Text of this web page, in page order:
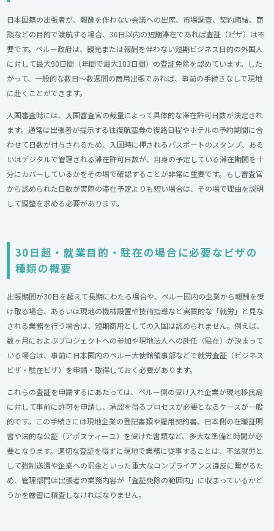
日本国籍の出張者が、報酬を伴わない会議への出席、市場調査、契約締結、商
談などの目的で渡航する場合、30日以内の短期滞在であれば査証（ビザ）は不
要です。ペルー政府は、観光または報酬を伴わない短期ビジネス目的の外国人
に対して最大90日間（年間で最大183日間）の査証免除を認めています。した
がって、一般的な数日〜数週間の商用出張であれば、事前の手続きなしで現地
に赴くことができます。
入国審査時には、入国審査官の裁量によって具体的な滞在許可日数が決定され
ます。通常は出張者が提示する往復航空券の復路日程やホテルの予約期間に合
わせて日数が付与されるため、入国時に押されるパスポートのスタンプ、ある
いはデジタルで管理される滞在許可日数が、自身の予定している滞在期間を十
分にカバーしているかをその場で確認することが非常に重要です。もし審査官
から認められた日数が実際の滞在予定よりも短い場合は、その場で理由を説明
して調整を求める必要があります。
30日超・就業目的・駐在の場合に必要なビザの
種類の概要
出張期間が30日を超えて長期にわたる場合や、ペルー国内の企業から報酬を受
け取る場合、あるいは現地の機械設置や技術指導など実質的な「就労」と見な
される業務を行う場合は、短期商用としての入国は認められません。例えば、
数ヶ月におよぶプロジェクトへの参加や現地法人への赴任（駐在）が決まって
いる場合は、事前に日本国内のペルー大使館領事部などで就労査証（ビジネス
ビザ・駐在ビザ）を申請・取得しておく必要があります。
これらの査証を申請するにあたっては、ペルー側の受け入れ企業が現地移民局
に対して事前に許可を申請し、承認を得るプロセスが必要となるケースが一般
的です。この手続きには現地企業の登記書類や雇用契約書、日本側の在職証明
書や法的な公証（アポスティーユ）を受けた書類など、多大な準備と時間が必
要となります。適切な査証を得ずに現地で業務に従事することは、不法就労と
して強制送還や企業への罰金といった重大なコンプライアンス違反に繋がるた
め、管理部門は出張者の業務内容が「査証免除の範囲内」に収まっているかど
うかを厳密に精査しなければなりません。